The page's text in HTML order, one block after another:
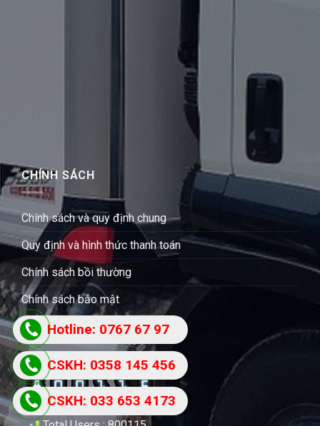
CHÍNH SÁCH
Chính sách và quy định chung
Quy định và hình thức thanh toán
Chính sách bồi thường
Chính sách bảo mật
THỐNG KÊ THU NHẬP
Users Today : 117
Hotline: 0767 67 97
87
CSKH: 033 653 4173
CSKH: 0358 145 456